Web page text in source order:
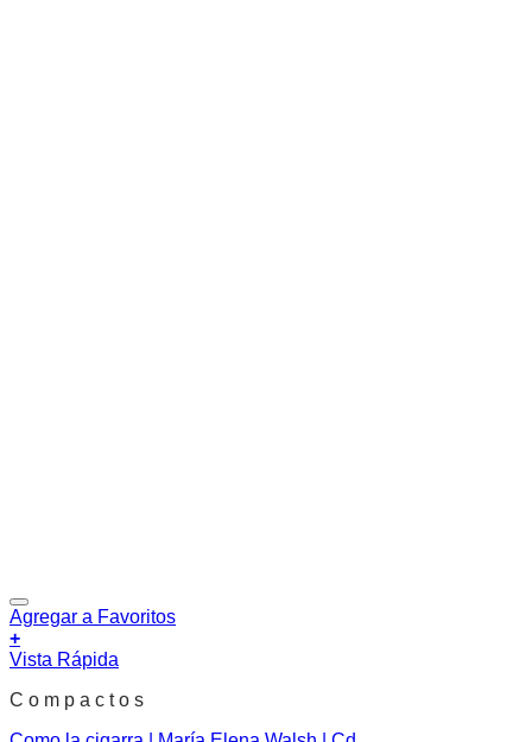
Agregar a Favoritos
+
Vista Rápida
C o m p a c t o s